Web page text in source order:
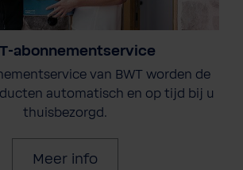
abonnementservice
van BWT worden de
automatisch en op tijd bij u
thuisbezorgd.
Meer info